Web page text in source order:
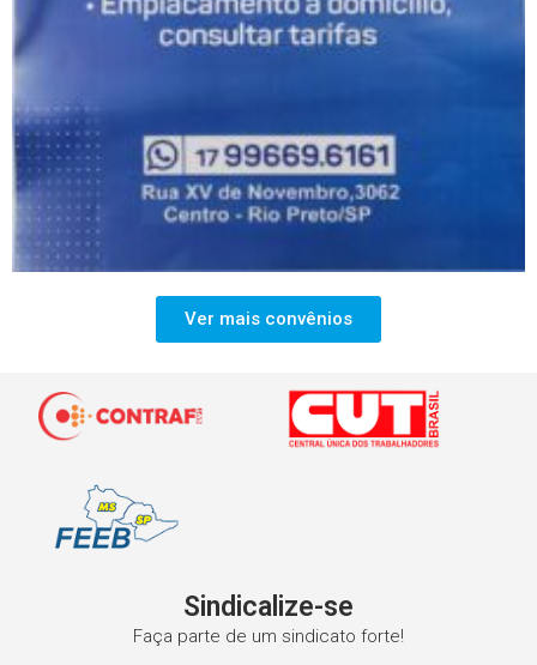
Ver mais convênios
Sindicalize-se
Faça parte de um sindicato forte!